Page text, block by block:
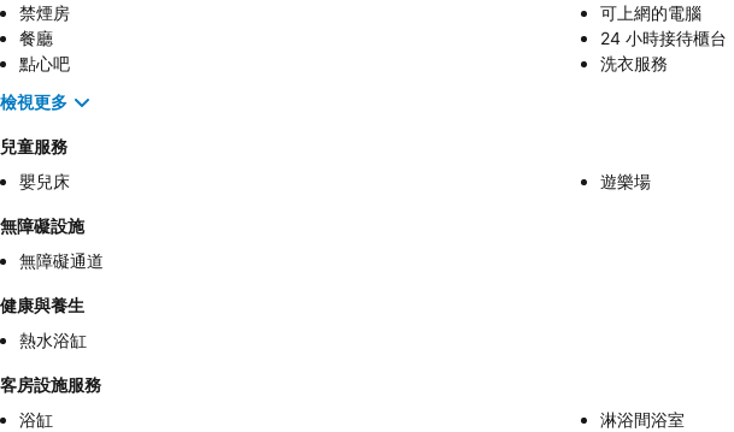
禁煙房
可上網的電腦
餐廳
24 小時接待櫃台
點心吧
洗衣服務
檢視更多
兒童服務
嬰兒床
遊樂場
無障礙設施
無障礙通道
健康與養生
熱水浴缸
客房設施服務
浴缸
淋浴間浴室